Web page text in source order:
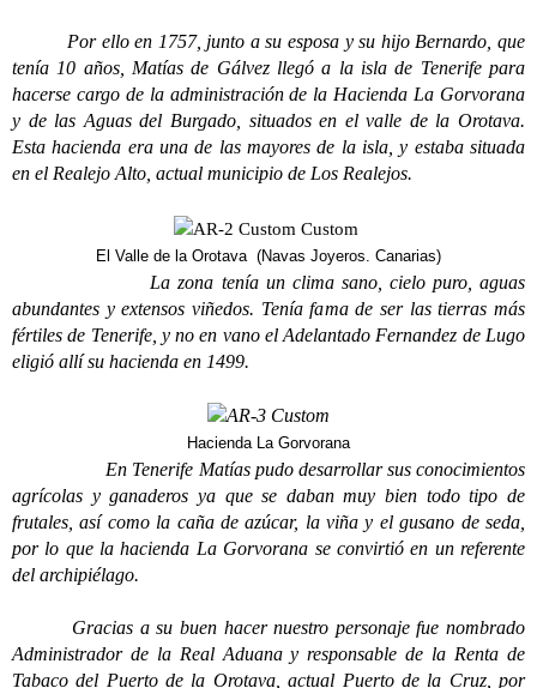
Por ello en 1757, junto a su esposa y su hijo Bernardo, que
tenía 10 años, Matías de Gálvez llegó a la isla de Tenerife para
hacerse cargo de la administración de la Hacienda La Gorvorana
y de las Aguas del Burgado, situados en el valle de la Orotava.
Esta hacienda era una de las mayores de la isla, y estaba situada
en el Realejo Alto, actual municipio de Los Realejos.
El Valle de la Orotava (Navas Joyeros. Canarias)
La zona tenía un clima sano, cielo puro, aguas
abundantes y extensos viñedos. Tenía fama de ser las tierras más
fértiles de Tenerife, y no en vano el Adelantado Fernandez de Lugo
eligió allí su hacienda en 1499.
Hacienda La Gorvorana
En Tenerife Matías pudo desarrollar sus conocimientos
agrícolas y ganaderos ya que se daban muy bien todo tipo de
frutales, así como la caña de azúcar, la viña y el gusano de seda,
por lo que la hacienda La Gorvorana se convirtió en un referente
del archipiélago.
Gracias a su buen hacer nuestro personaje fue nombrado
Administrador de la Real Aduana y responsable de la Renta de
Tabaco del Puerto de la Orotava, actual Puerto de la Cruz, por